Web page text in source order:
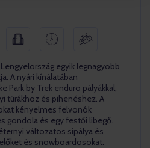
egyik legnagyobb
A nyári kínálatában
Park by Trek enduro pályákkal,
túrákhoz és pihenéshez. A
kényelmes felvonók
gondola és egy festői libegő.
változatos sípálya és
és snowboardosokat.